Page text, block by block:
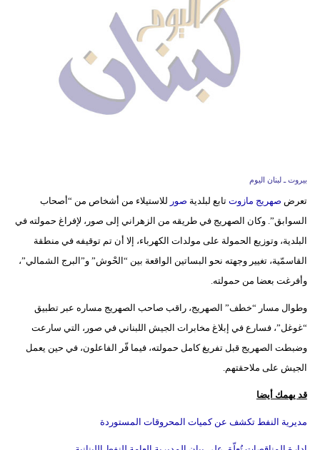
إسلامية
علوم
مدوَّنات
بيروت ـ لبنان اليوم
تعرض صهريج مازوت تابع لبلدية صور للاستيلاء من أشخاص من “أصحاب
السوابق”. وكان الصهريج في طريقه من الزهراني إلى صور، لإفراغ حمولته في
البلدية، وتوزيع الحمولة على مولدات الكهرباء، إلا أن تم توقيفه في منطقة
القاسمّية، تغيير وجهته نحو البساتين الواقعة بين “الحْوش” و”البرج الشمالي”،
وأفرغت بعضا من حمولته.
وطوال مسار “خطف” الصهريج، راقب صاحب الصهريج مساره عبر تطبيق
“غوغل”، فسارع في إبلاغ مخابرات الجيش اللبناني في صور، التي سارعت
وضبطت الصهريج قبل تفريغ كامل حمولته، فيما فّر الفاعلون، في حين يعمل
الجيش على ملاحقتهم.
قد يهمك أيضا
مديرية النفط تكشف عن كميات المحروقات المستوردة